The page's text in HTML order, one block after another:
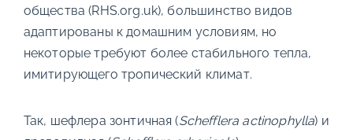
общества (RHS.org.uk), большинство видов
адаптированы к домашним условиям, но
некоторые требуют более стабильного тепла,
имитирующего тропический климат.
Так, шефлера зонтичная (Schefflera actinophylla) и